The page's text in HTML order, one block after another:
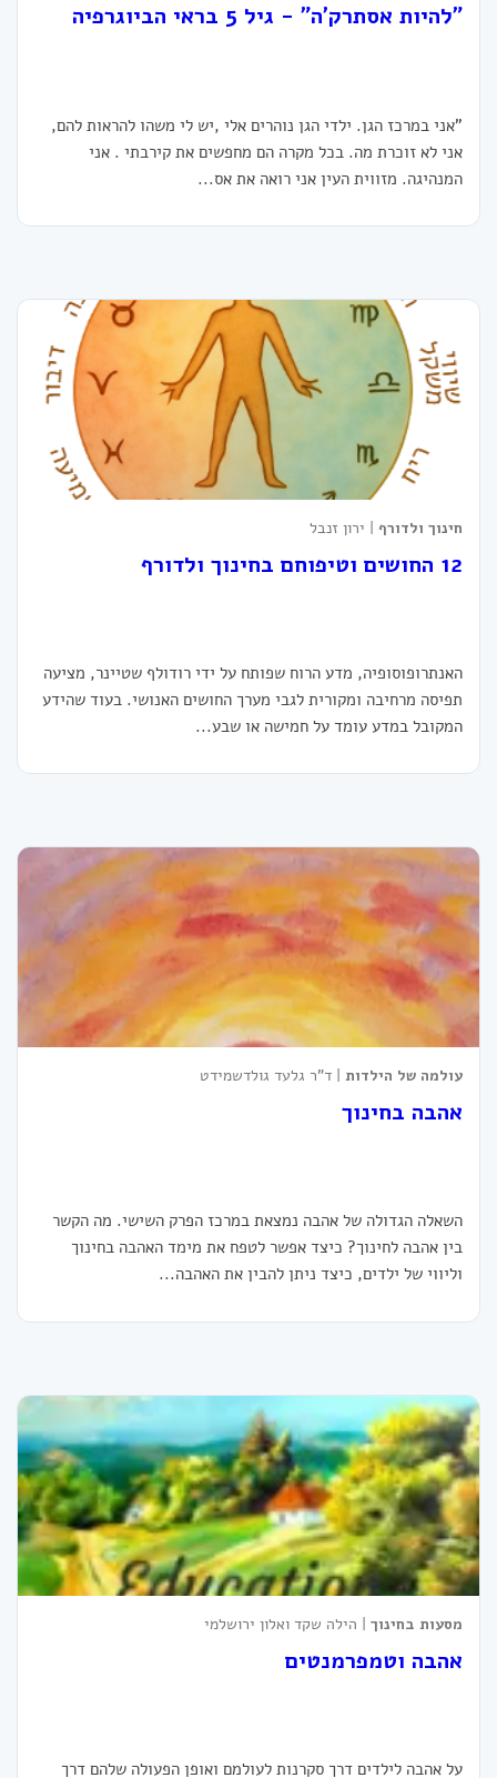
"להיות אסתרק'ה" - גיל 5 בראי הביוגרפיה
"אני במרכז הגן. ילדי הגן נוהרים אלי ,יש לי משהו להראות להם,
אני לא זוכרת מה. בכל מקרה הם מחפשים את קירבתי . אני
המנהיגה. מזווית העין אני רואה את אס...
חינוך ולדורף | ירון זנבל
12 החושים וטיפוחם בחינוך ולדורף
האנתרופוסופיה, מדע הרוח שפותח על ידי רודולף שטיינר, מציעה
תפיסה מרחיבה ומקורית לגבי מערך החושים האנושי. בעוד שהידע
המקובל במדע עומד על חמישה או שבע...
עולמה של הילדות | ד"ר גלעד גולדשמידט
אהבה בחינוך
השאלה הגדולה של אהבה נמצאת במרכז הפרק השישי. מה הקשר
בין אהבה לחינוך? כיצד אפשר לטפח את מימד האהבה בחינוך
וליווי של ילדים, כיצד ניתן להבין את האהבה...
מסעות בחינוך | הילה שקד ואלון ירושלמי
אהבה וטמפרמנטים
על אהבה לילדים דרך סקרנות לעולמם ואופן הפעולה שלהם דרך